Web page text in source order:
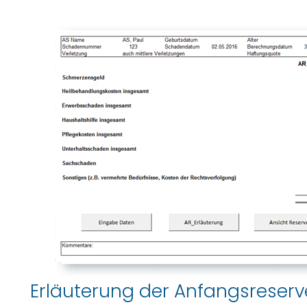
Erläuterung der